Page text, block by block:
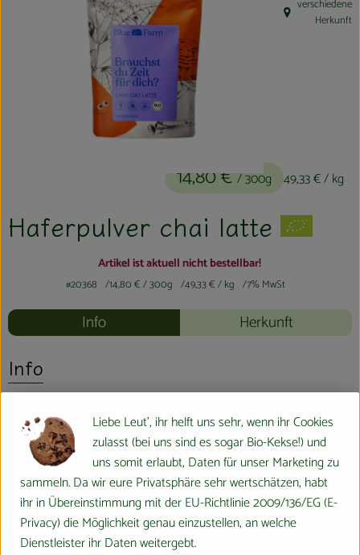
Aktionen & Neues
So geht´s
Über uns
Veranstaltungen
Haferpulver chai latte
14,80 €/ 300g 49,33 €/ kg
, Herkunft:
verschiedene
Herkunft
Artikel ist aktuell nicht bestellbar!
#20368 14,80 €/ 300g 49,33 €/ kg 7% MwSt
Info Herkunft
Info
Produktinformationen
Zutaten
Liebe Leut', ihr helft uns sehr, wenn ihr Cookies
zulasst (bei uns sind es sogar Bio-Kekse!) und
uns somit erlaubt, Daten für unser Marketing zu
sammeln. Da wir eure Privatsphäre sehr wertschätzen, habt
ihr in Übereinstimmung mit der EU-Richtlinie 2009/136/EG (E-
Privacy) die Möglichkeit genau einzustellen, an welche
Dienstleister ihr Daten weitergebt.